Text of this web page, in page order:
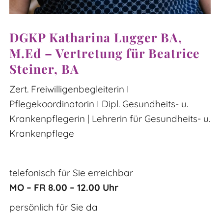
DGKP Katharina Lugger BA,
M.Ed – Vertretung für Beatrice
Steiner, BA
Zert. Freiwilligenbegleiterin I
Pflegekoordinatorin I Dipl. Gesundheits- u.
Krankenpflegerin | Lehrerin für Gesundheits- u.
Krankenpflege
telefonisch für Sie erreichbar
MO – FR 8.00 – 12.00 Uhr
persönlich für Sie da